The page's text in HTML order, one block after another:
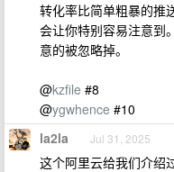
转化率比简单粗暴的推
会让你特别容易注意到
意的被忽略掉。
@kzfile #8
@ygwhence #10
la2la Jul 31, 2025
这个阿里云给我们介绍